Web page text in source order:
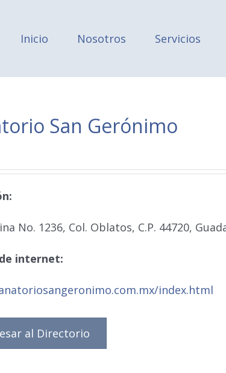
Inicio Nosotros Servicios
San Gerónimo
No. 1236, Col. Oblatos, C.P. 44720,
internet:
index.html
al Directorio